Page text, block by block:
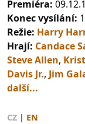
Premiéra:
Konec vysílání:
Režie: Harry
Hrají: Candace
Steve Allen,
Davis Jr., Jim
další...
CZ | EN